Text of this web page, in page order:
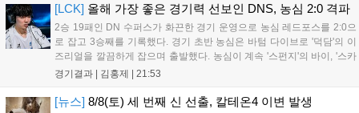
인규 감독 : 모든 경...
[LCK] 올해 가장 좋은 경기력 선보인 DNS, 농심 2:0 격파
2승 19패인 DN 수퍼스가 화끈한 경기 운영으로 농심 레드포스를 2:0으
로 잡고 3승째를 기록했다. 경기 초반 농심은 바텀 다이브로 '덕담'의 이
즈리얼을 깔끔하게 잡으며 출발했다. 농심이 계속 '스펀지'의 바이, '스카
웃'의 신드라가 맹활약하며 초반부터 잡은 주도권을 계속 잘 굴렸다.
었...
경기결과 | 김홍제 21:53
[뉴스] 8/8(토) 세 번째 신 선출, 칼테온4 이변 발생